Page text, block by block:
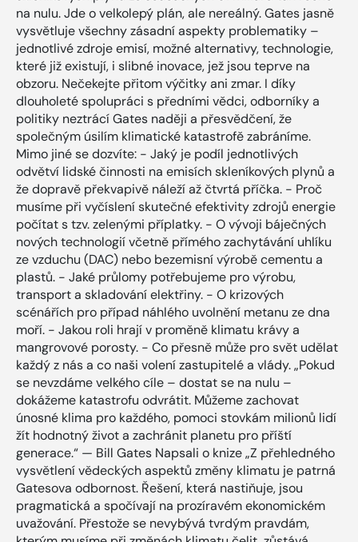
na nulu. Jde o velkolepý plán, ale nereálný. Gates jasně
vysvětluje všechny zásadní aspekty problematiky –
jednotlivé zdroje emisí, možné alternativy, technologie,
které již existují, i slibné inovace, jež jsou teprve na
obzoru. Nečekejte přitom výčitky ani zmar. I díky
dlouholeté spolupráci s předními vědci, odborníky a
politiky neztrácí Gates naději a přesvědčení, že
společným úsilím klimatické katastrofě zabráníme.
Mimo jiné se dozvíte: - Jaký je podíl jednotlivých
odvětví lidské činnosti na emisích skleníkových plynů a
že dopravě překvapivě náleží až čtvrtá příčka. - Proč
musíme při vyčíslení skutečné efektivity zdrojů energie
počítat s tzv. zelenými příplatky. - O vývoji báječných
nových technologií včetně přímého zachytávání uhlíku
ze vzduchu (DAC) nebo bezemisní výrobě cementu a
plastů. - Jaké průlomy potřebujeme pro výrobu,
transport a skladování elektřiny. - O krizových
scénářích pro případ náhlého uvolnění metanu ze dna
moří. - Jakou roli hrají v proměně klimatu krávy a
mangrovové porosty. - Co přesně může pro svět udělat
každý z nás a co naši volení zastupitelé a vlády. „Pokud
se nevzdáme velkého cíle – dostat se na nulu –
dokážeme katastrofu odvrátit. Můžeme zachovat
únosné klima pro každého, pomoci stovkám milionů lidí
žít hodnotný život a zachránit planetu pro příští
generace.“ — Bill Gates Napsali o knize „Z přehledného
vysvětlení vědeckých aspektů změny klimatu je patrná
Gatesova odbornost. Řešení, která nastiňuje, jsou
pragmatická a spočívají na prozíravém ekonomickém
uvažování. Přestože se nevybývá tvrdým pravdám,